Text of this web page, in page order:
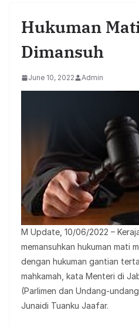
Hukuman
Dimansuh
June 10, 2022 Admin
M Update, 10/06/2022 –
memansuhkan hukuman mati
dengan hukuman gantian
mahkamah, kata Menteri di
(Parlimen dan Undang-
Junaidi Tuanku Jaafar.